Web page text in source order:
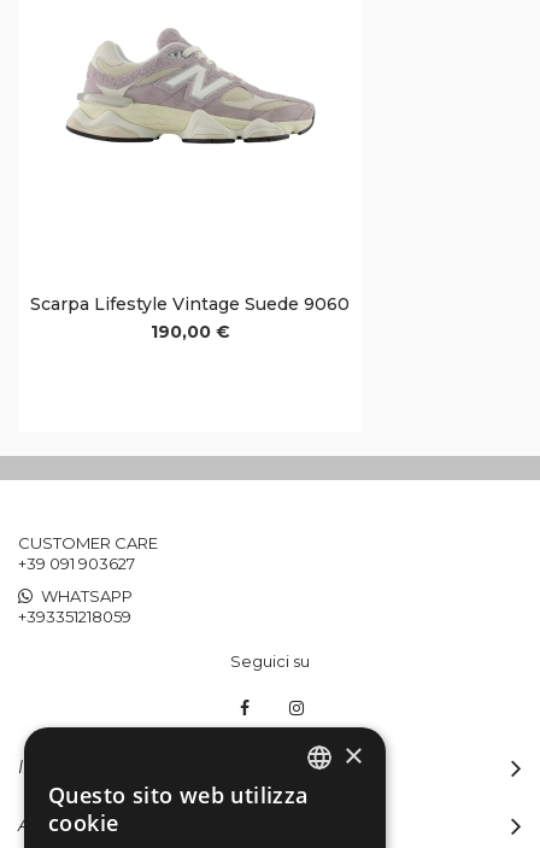
Scarpa Lifestyle Vintage Suede 9060
190,00 €
CUSTOMER CARE
+39 091 903627
WHATSAPP
+393351218059
Seguici su
INFORMAZIONI
ACCOUNT
×
Questo sito web utilizza
cookie